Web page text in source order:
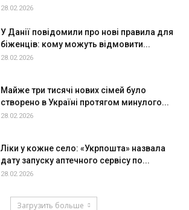
28.02.2026
У Данії повідомили про нові правила для
біженців: кому можуть відмовити...
28.02.2026
Майже три тисячі нових сімей було
створено в Україні протягом минулого...
28.02.2026
Ліки у кожне село: «Укрпошта» назвала
дату запуску аптечного сервісу по...
28.02.2026
Загрузить больше